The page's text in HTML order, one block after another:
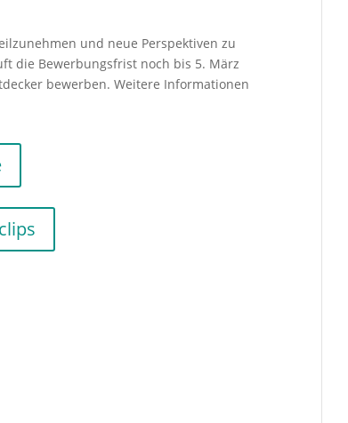
und neue Perspektiven zu
die Bewerbungsfrist noch bis 5. März
bewerben. Weitere Informationen